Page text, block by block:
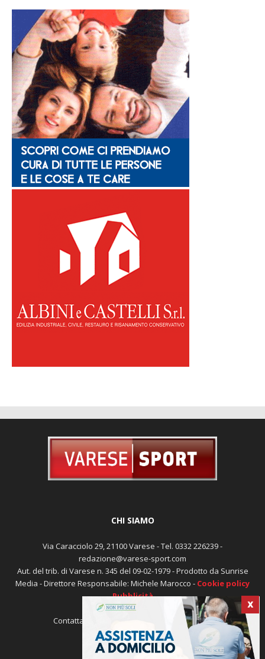
X
CHI SIAMO
Via Caracciolo 29, 21100 Varese - Tel. 0332 226239 -
redazione@varese-sport.com
Aut. del trib. di Varese n. 345 del 09-02-1979 - Prodotto da Sunrise
Media - Direttore Responsabile: Michele Marocco - Cookie policy
Pubblicità
Contattaci: redazione@varese-sport.com